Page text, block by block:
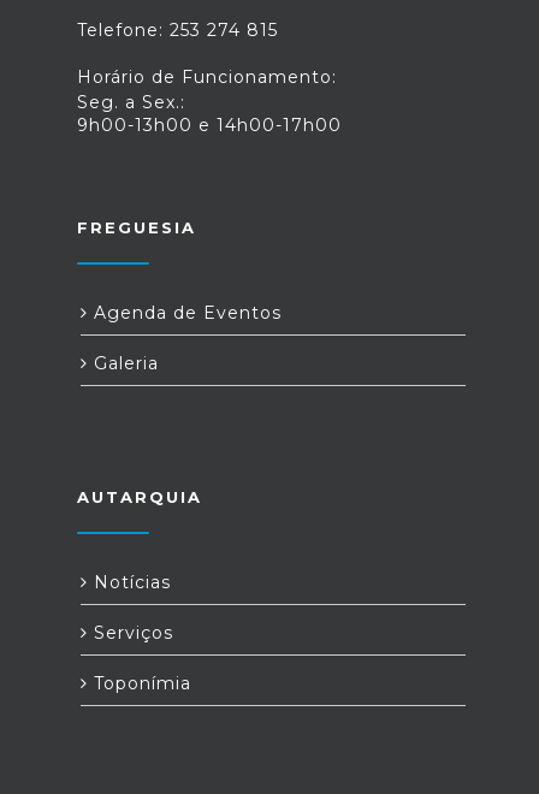
Telefone: 253 274 815
Horário de Funcionamento:
Seg. a Sex.:
9h00-13h00 e 14h00-17h00
FREGUESIA
Agenda de Eventos
Galeria
AUTARQUIA
Notícias
Serviços
Toponímia